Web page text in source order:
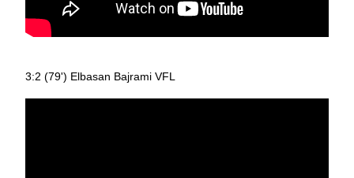
3:2 (79') Elbasan Bajrami VFL